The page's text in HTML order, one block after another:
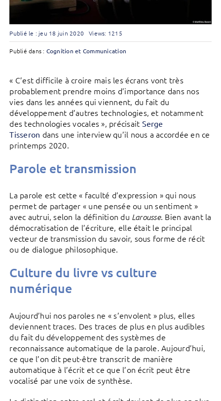
Publié le : jeu 18 juin 2020 Views: 1215
Publié dans : Cognition et Communication
« C’est difficile à croire mais les écrans vont très
probablement prendre moins d’importance dans nos
vies dans les années qui viennent, du fait du
développement d’autres technologies, et notamment
des technologies vocales », précisait Serge
Tisseron dans une interview qu’il nous a accordée en ce
printemps 2020.
Parole et transmission
La parole est cette « faculté d’expression » qui nous
permet de partager « une pensée ou un sentiment »
avec autrui, selon la définition du Larousse. Bien avant la
démocratisation de l’écriture, elle était le principal
vecteur de transmission du savoir, sous forme de récit
ou de dialogue philosophique.
Culture du livre vs culture
numérique
Aujourd’hui nos paroles ne « s’envolent » plus, elles
deviennent traces. Des traces de plus en plus audibles
du fait du développement des systèmes de
reconnaissance automatique de la parole. Aujourd’hui,
ce que l’on dit peut-être transcrit de manière
automatique à l’écrit et ce que l’on écrit peut être
vocalisé par une voix de synthèse.